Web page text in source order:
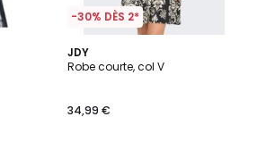
-30% DÈS 2*
JDY
Robe courte, col V
34,99 €